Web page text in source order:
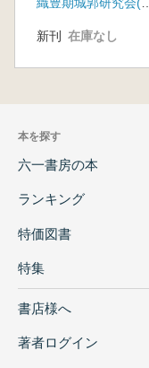
新刊 在庫なし
本を探す
六一書房の本
ランキング
特価図書
特集
書店様へ
著者ログイン